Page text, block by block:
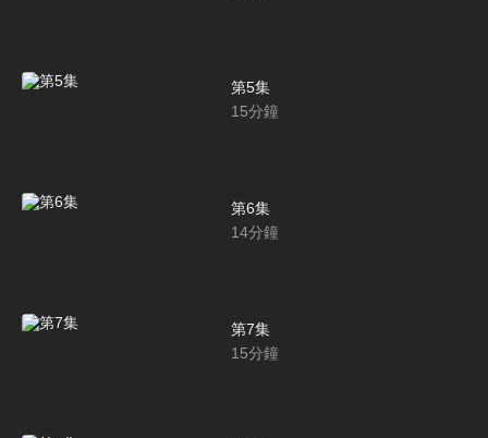
第5集
15分鐘
第6集
14分鐘
第7集
15分鐘